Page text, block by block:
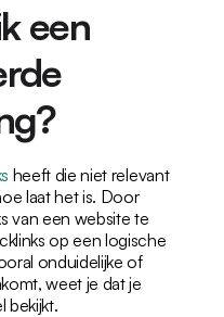
een
heeft die niet relevant
laat het is. Door
van een website te
op een logische
onduidelijke of
weet je dat je
bekijkt.